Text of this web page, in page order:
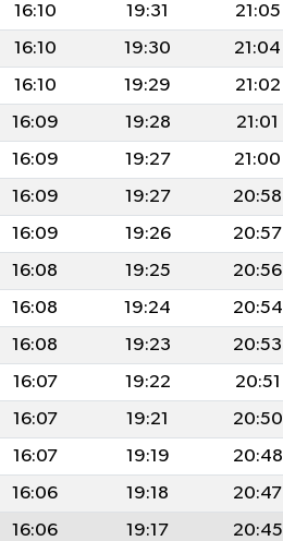
16:10 19:31
21:05
16:10 19:30
21:04
16:10 19:29
21:02
16:09 19:28
21:01
16:09 19:27
21:00
16:09 19:27
20:58
16:09 19:26
20:57
16:08 19:25
20:56
16:08 19:24
20:54
16:08 19:23
20:53
16:07 19:22
20:51
16:07 19:21
20:50
16:07 19:19
20:48
16:06 19:18
20:47
16:06 19:17
20:45